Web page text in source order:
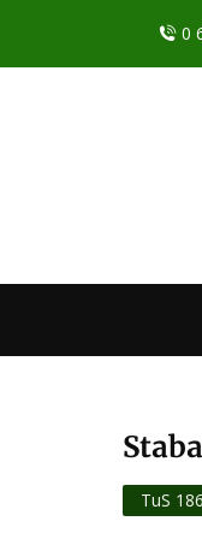
0
Sie
TuS